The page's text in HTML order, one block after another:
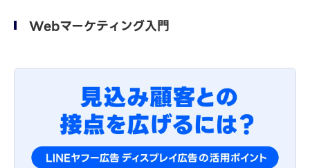
Webマーケティング入門